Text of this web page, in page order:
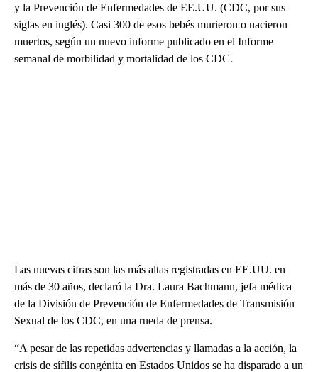
y la Prevención de Enfermedades de EE.UU. (CDC, por sus
siglas en inglés). Casi 300 de esos bebés murieron o nacieron
muertos, según un nuevo informe publicado en el Informe
semanal de morbilidad y mortalidad de los CDC.
Las nuevas cifras son las más altas registradas en EE.UU. en
más de 30 años, declaró la Dra. Laura Bachmann, jefa médica
de la División de Prevención de Enfermedades de Transmisión
Sexual de los CDC, en una rueda de prensa.
“A pesar de las repetidas advertencias y llamadas a la acción, la
crisis de sífilis congénita en Estados Unidos se ha disparado a un